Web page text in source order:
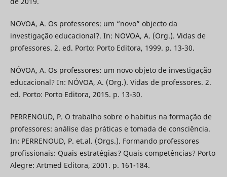
NOVOA, A. Os professores: um “novo” objecto da
investigação educacional?. In: NOVOA, A. (Org.). Vidas de
professores. 2. ed. Porto: Porto Editora, 1999. p. 13-30.
NÓVOA, A. Os professores: um novo objeto de investigação
educacional? In: NÓVOA, A. (Org.). Vidas de professores. 2.
ed. Porto: Porto Editora, 2015. p. 13-30.
PERRENOUD, P. O trabalho sobre o habitus na formação de
professores: análise das práticas e tomada de consciência.
In: PERRENOUD, P. et.al. (Orgs.). Formando professores
profissionais: Quais estratégias? Quais competências? Porto
Alegre: Artmed Editora, 2001. p. 161-184.